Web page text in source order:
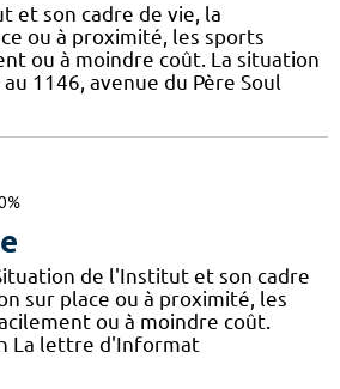
et son cadre de vie, la
ou à proximité, les sports
ou à moindre coût. La situation
1146, avenue du Père Soul
de l'Institut et son cadre
sur place ou à proximité, les
ou à moindre coût.
La lettre d'Informat